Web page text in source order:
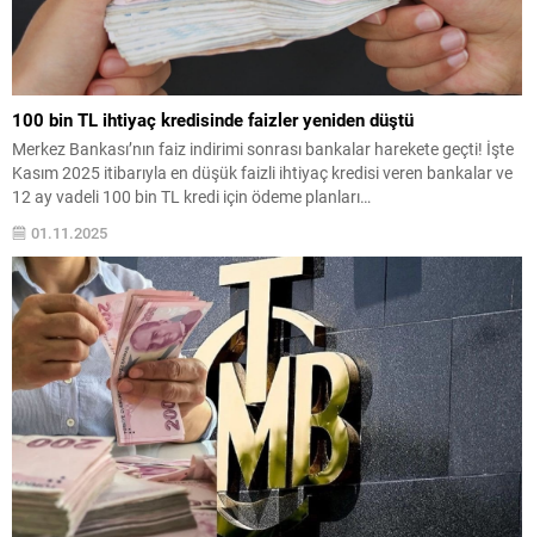
100 bin TL ihtiyaç kredisinde faizler yeniden düştü
Merkez Bankası’nın faiz indirimi sonrası bankalar harekete geçti! İşte
Kasım 2025 itibarıyla en düşük faizli ihtiyaç kredisi veren bankalar ve
12 ay vadeli 100 bin TL kredi için ödeme planları…
01.11.2025